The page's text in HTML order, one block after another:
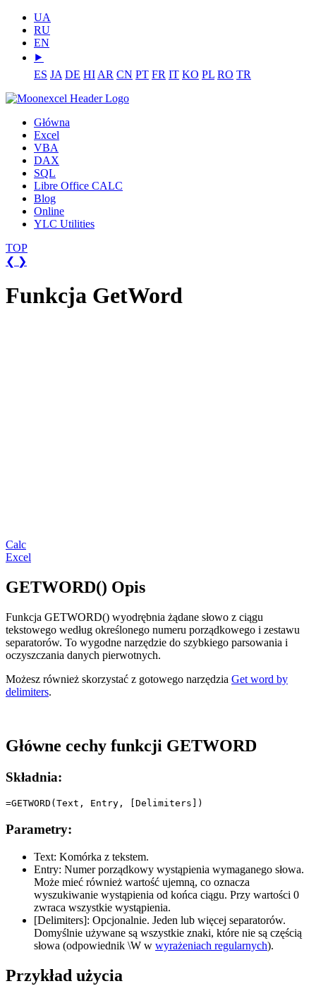
UA
RU
EN
⯈
ES JA DE HI AR CN PT FR IT KO PL RO TR
Główna
Excel
VBA
DAX
SQL
Libre Office CALC
Blog
Online
YLC Utilities
TOP
❮ ❯
Funkcja GetWord
Calc
Excel
GETWORD() Opis
Funkcja GETWORD() wyodrębnia żądane słowo z ciągu
tekstowego według określonego numeru porządkowego i zestawu
separatorów. To wygodne narzędzie do szybkiego parsowania i
oczyszczania danych pierwotnych.
Możesz również skorzystać z gotowego narzędzia Get word by
delimiters.
Główne cechy funkcji GETWORD
Składnia:
Parametry:
Text: Komórka z tekstem.
Entry: Numer porządkowy wystąpienia wymaganego słowa.
Może mieć również wartość ujemną, co oznacza
wyszukiwanie wystąpienia od końca ciągu. Przy wartości 0
zwraca wszystkie wystąpienia.
[Delimiters]: Opcjonalnie. Jeden lub więcej separatorów.
Domyślnie używane są wszystkie znaki, które nie są częścią
słowa (odpowiednik \W w wyrażeniach regularnych).
Przykład użycia